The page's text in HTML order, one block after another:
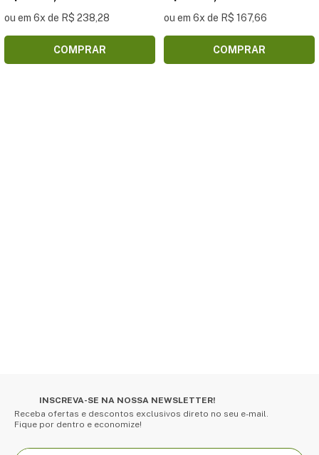
ou em 6x de R$ 238,28
COMPRAR
ou em 6x de R$ 167,66
COMPRAR
INSCREVA-SE NA NOSSA NEWSLETTER!
Receba ofertas e descontos exclusivos direto no seu e-mail.
Fique por dentro e economize!